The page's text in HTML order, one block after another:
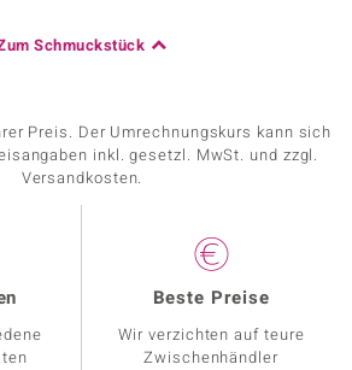
Schmuckstück
Preis. Der Umrechnungskurs kann sich
inkl. gesetzl. MwSt. und zzgl.
Versandkosten.
Beste Preise
Wir verzichten auf teure
Zwischenhändler